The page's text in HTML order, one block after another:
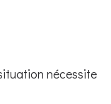
nécessite